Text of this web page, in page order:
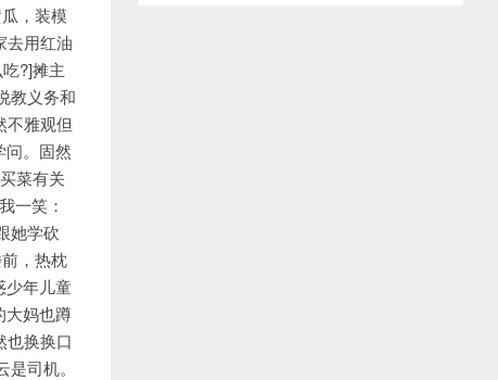
，装模
去用红油
?]摊主
教义务和
不雅观但
问。固然
菜有关
一笑：
她学砍
，热枕
少年儿童
大妈也蹲
也换换口
司机。